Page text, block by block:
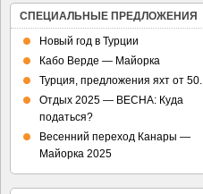
СПЕЦИАЛЬНЫЕ ПРЕДЛОЖЕНИЯ
Новый год в Турции
Кабо Верде — Майорка
Турция, предложения яхт от 50.
Отдых 2025 — ВЕСНА: Куда
податься?
Весенний переход Канары —
Майорка 2025